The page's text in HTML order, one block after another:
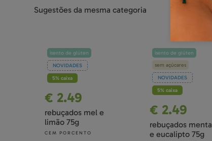
Sugestões da mesma categoria
isento de glúten
NOVIDADES
5% caixa
€ 2.49
rebuçados mel e
limão 75g
CEM PORCENTO
isento de glúten
sem açúcares
NOVIDADES
5% caixa
€ 2.49
rebuçados menta
e eucalipto 75g